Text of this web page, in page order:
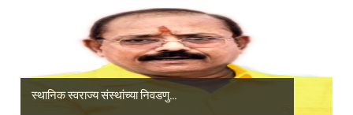
स्थानिक स्वराज्य संस्थांच्या निवडणु...